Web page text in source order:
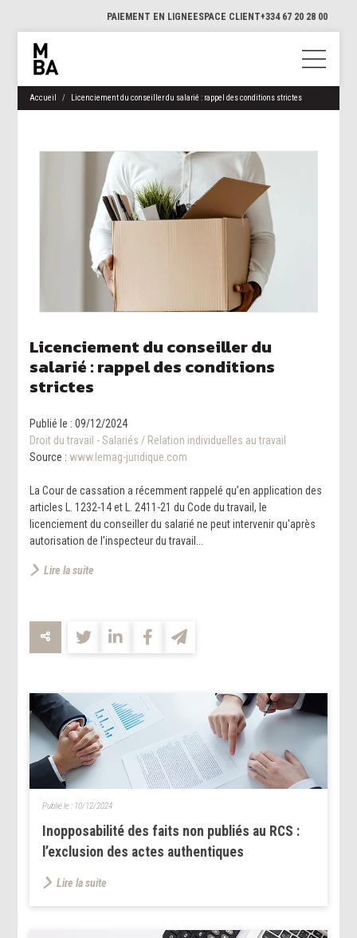
PAIEMENT EN LIGNEESPACE CLIENT+334 67 20 28 00
Accueil Licenciement du conseiller du salarié : rappel des conditions strictes
Licenciement du conseiller du
salarié : rappel des conditions
strictes
Publié le :09/12/2024
Droit du travail - Salariés / Relation individuelles au travail
Source : www.lemag-juridique.com
La Cour de cassation a récemment rappelé qu’en application des
articles L. 1232-14 et L. 2411-21 du Code du travail, le
licenciement du conseiller du salarié ne peut intervenir qu'après
autorisation de l'inspecteur du travail...
Lire la suite
Inopposabilité des faits non publiés au RCS :
l’exclusion des actes authentiques
Publié le : 10/12/2024
Lire la suite